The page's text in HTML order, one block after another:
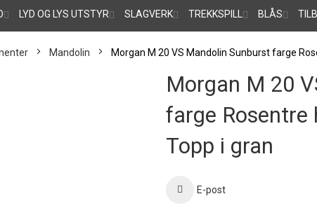
LYD OG LYS UTSTYR SLAGVERK TREKKSPILL BLÅS
Mandolin Morgan M 20 VS Mandolin Sunburst farge
Morgan M 20
farge Rosentre
Topp i gran
E-post